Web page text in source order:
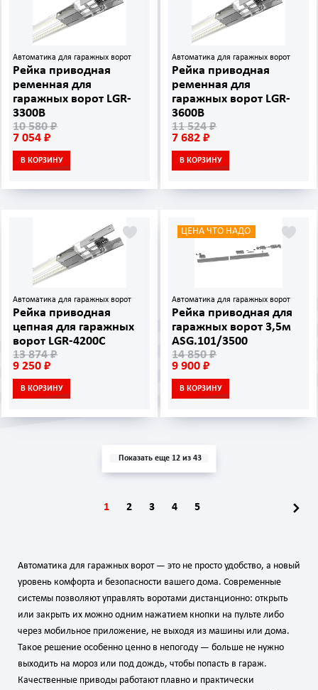
Автоматика для гаражных ворот
Рейка приводная
ременная для
гаражных ворот LGR-
3300B
10 580 ₽
7 054 ₽
В КОРЗИНУ
Автоматика для гаражных ворот
Рейка приводная
ременная для
гаражных ворот LGR-
3600B
11 524 ₽
7 682 ₽
В КОРЗИНУ
Автоматика для гаражных ворот
Рейка приводная
цепная для гаражных
ворот LGR-4200C
13 874 ₽
9 250 ₽
В КОРЗИНУ
ЦЕНА ЧТО НАДО
Автоматика для гаражных ворот
Рейка приводная для
гаражных ворот 3,5м
ASG.101/3500
14 850 ₽
9 900 ₽
В КОРЗИНУ
Показать еще 12 из 43
1 2 3 4 5
Автоматика для гаражных ворот — это не просто удобство, а новый
уровень комфорта и безопасности вашего дома. Современные
системы позволяют управлять воротами дистанционно: открыть
или закрыть их можно одним нажатием кнопки на пульте либо
через мобильное приложение, не выходя из машины или дома.
Такое решение особенно ценно в непогоду — больше не нужно
выходить на мороз или под дождь, чтобы попасть в гараж.
Качественные приводы работают плавно и практически